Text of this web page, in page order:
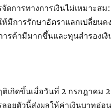
จัดการทางการเงินไม่เหมาะส
ห้มีการรักษาอัตราแลกเปลี่ยน
ารค้ามีมากขึ้นและทุนสำรองเงิ
ติเกิดขึ้นเมื่อวันที่ 2 กรกฎาคม
ลอยตัวนี้ส่งผลให้ค่าเงินบาทอ่อ